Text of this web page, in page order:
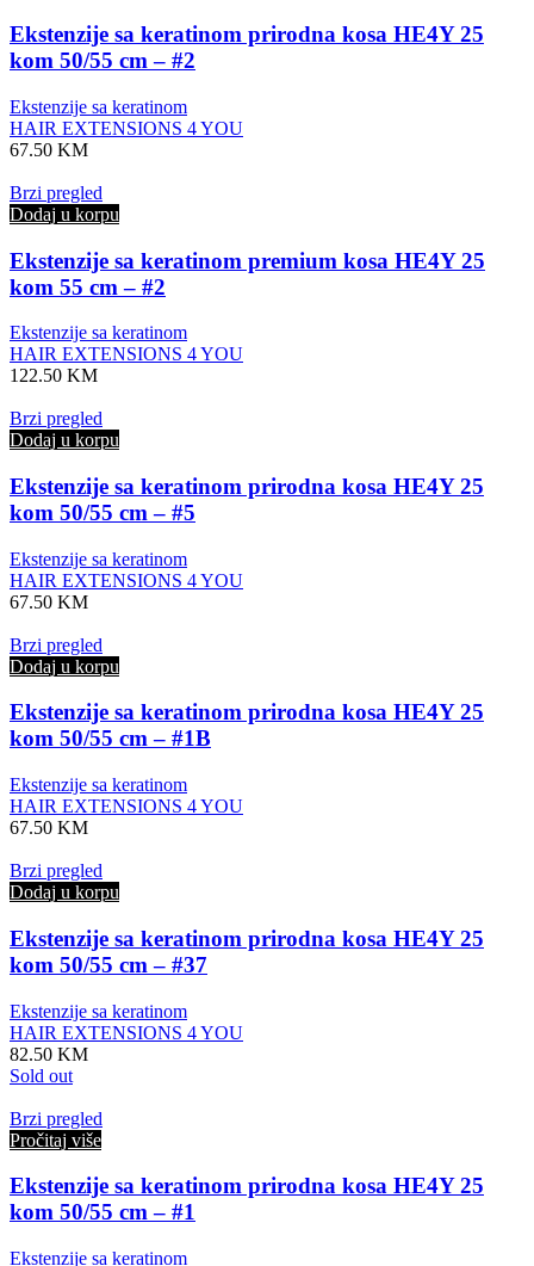
Ekstenzije sa keratinom prirodna kosa HE4Y 25
kom 50/55 cm – #2
Ekstenzije sa keratinom
HAIR EXTENSIONS 4 YOU
67.50 KM
Brzi pregled
Dodaj u korpu
Ekstenzije sa keratinom premium kosa HE4Y 25
kom 55 cm – #2
Ekstenzije sa keratinom
HAIR EXTENSIONS 4 YOU
122.50 KM
Brzi pregled
Dodaj u korpu
Ekstenzije sa keratinom prirodna kosa HE4Y 25
kom 50/55 cm – #5
Ekstenzije sa keratinom
HAIR EXTENSIONS 4 YOU
67.50 KM
Brzi pregled
Dodaj u korpu
Ekstenzije sa keratinom prirodna kosa HE4Y 25
kom 50/55 cm – #1B
Ekstenzije sa keratinom
HAIR EXTENSIONS 4 YOU
67.50 KM
Brzi pregled
Dodaj u korpu
Ekstenzije sa keratinom prirodna kosa HE4Y 25
kom 50/55 cm – #37
Ekstenzije sa keratinom
HAIR EXTENSIONS 4 YOU
82.50 KM
Sold out
Brzi pregled
Pročitaj više
Ekstenzije sa keratinom prirodna kosa HE4Y 25
kom 50/55 cm – #1
Ekstenzije sa keratinom